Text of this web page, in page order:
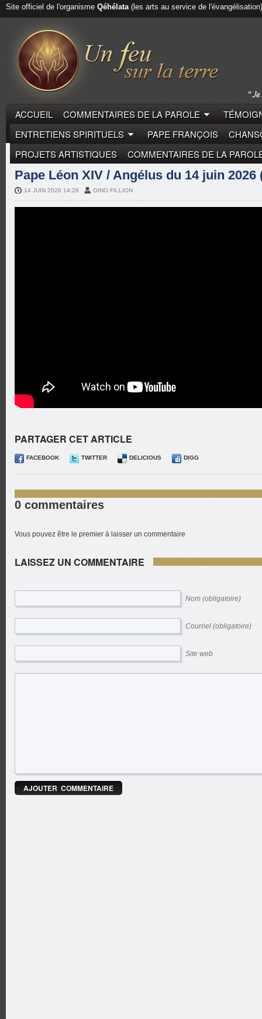
Site officiel de l'organisme Qéhélata(les arts au service de l'évangélisation)
ACCUEIL COMMENTAIRES DE LA PAROLE
ENTRETIENS SPIRITUELS
PAPE FRANÇOIS
PROJETS ARTISTIQUES
COMMENTAIRES DE LA
COMMENTAIRES DE LA PAROLE PAPE LÉON XIV
Pape Léon XIV / Angélus du 14 juin 2026
14 JUIN 2026 14:28 GINO FILLION
PARTAGER CET ARTICLE
FACEBOOK TWITTER DELICIOUS DIGG
0 commentaires
Vous pouvez être le premier à laisser un commentaire
LAISSEZ UN COMMENTAIRE
Nom (obligatoire)
Courriel (obligatoire)
Site web